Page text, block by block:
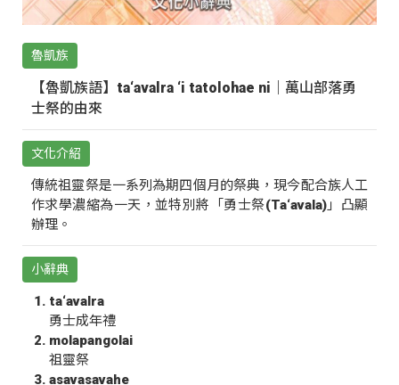
魯凱族
【魯凱族語】ta‘avalra ‘i tatolohae ni｜萬山部落勇
士祭的由來
文化介紹
傳統祖靈祭是一系列為期四個月的祭典，現今配合族人工
作求學濃縮為一天，並特別將「勇士祭(Ta‘avala)」凸顯
辦理。
小辭典
ta‘avalra
勇士成年禮
molapangolai
祖靈祭
asavasavahe